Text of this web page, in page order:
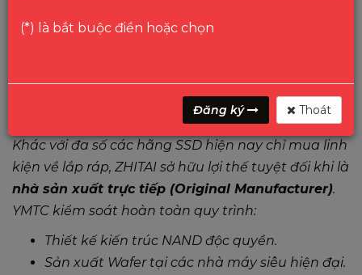
1. VỊ THẾ KHÁC BIỆT: TỪ NHÀ SẢN XUẤT CHIP ĐẾN
Khác với đa số các hãng SSD hiện nay chỉ mua linh
kiện về lắp ráp, ZHITAI sở hữu lợi thế tuyệt đối khi là
nhà sản xuất trực tiếp (Original Manufacturer).
YMTC kiểm soát hoàn toàn quy trình:
Thiết kế kiến trúc NAND độc quyền.
Sản xuất Wafer tại các nhà máy siêu hiện đại.
(*) là bắt buộc điền hoặc chọn
Đăng ký Thoát